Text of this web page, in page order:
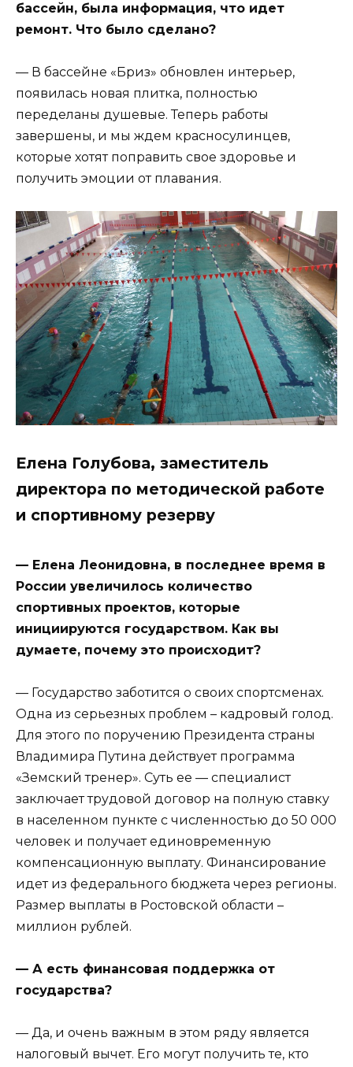
бассейн, была информация, что идет
ремонт. Что было сделано?
— В бассейне «Бриз» обновлен интерьер,
появилась новая плитка, полностью
переделаны душевые. Теперь работы
завершены, и мы ждем красносулинцев,
которые хотят поправить свое здоровье и
получить эмоции от плавания.
Елена Голубова, заместитель
директора по методической работе
и спортивному резерву
— Елена Леонидовна, в последнее время в
России увеличилось количество
спортивных проектов, которые
инициируются государством. Как вы
думаете, почему это происходит?
— Государство заботится о своих спортсменах.
Одна из серьезных проблем – кадровый голод.
Для этого по поручению Президента страны
Владимира Путина действует программа
«Земский тренер». Суть ее — специалист
заключает трудовой договор на полную ставку
в населенном пункте с численностью до 50 000
человек и получает единовременную
компенсационную выплату. Финансирование
идет из федерального бюджета через регионы.
Размер выплаты в Ростовской области –
миллион рублей.
— А есть финансовая поддержка от
государства?
— Да, и очень важным в этом ряду является
налоговый вычет. Его могут получить те, кто